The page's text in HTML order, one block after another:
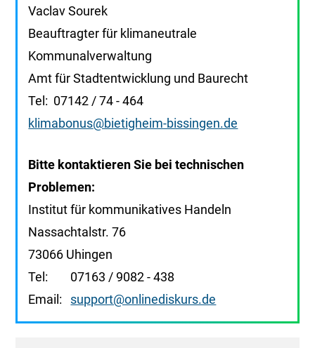
Vaclav Sourek
Beauftragter für klimaneutrale
Kommunalverwaltung
Amt für Stadtentwicklung und Baurecht
Tel: 07142 / 74 - 464
klimabonus@bietigheim-bissingen.de
Bitte kontaktieren Sie bei technischen
Problemen:
Institut für kommunikatives Handeln
Nassachtalstr. 76
73066 Uhingen
Tel: 07163 / 9082 - 438
Email: support@onlinediskurs.de